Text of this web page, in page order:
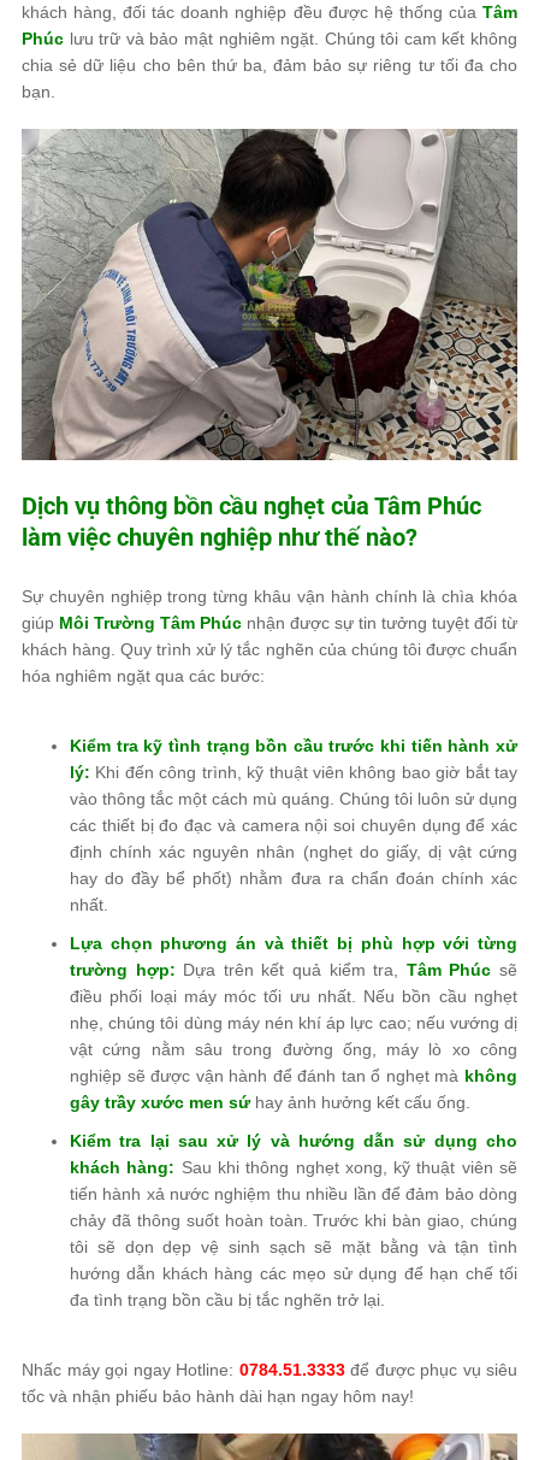
khách hàng, đối tác doanh nghiệp đều được hệ thống của Tâm
Phúc lưu trữ và bảo mật nghiêm ngặt. Chúng tôi cam kết không
chia sẻ dữ liệu cho bên thứ ba, đảm bảo sự riêng tư tối đa cho
bạn.
Dịch vụ thông bồn cầu nghẹt của Tâm Phúc
làm việc chuyên nghiệp như thế nào?
Sự chuyên nghiệp trong từng khâu vận hành chính là chìa khóa
giúp Môi Trường Tâm Phúc nhận được sự tin tưởng tuyệt đối từ
khách hàng. Quy trình xử lý tắc nghẽn của chúng tôi được chuẩn
hóa nghiêm ngặt qua các bước:
Kiểm tra kỹ tình trạng bồn cầu trước khi tiến hành xử
lý: Khi đến công trình, kỹ thuật viên không bao giờ bắt tay
vào thông tắc một cách mù quáng. Chúng tôi luôn sử dụng
các thiết bị đo đạc và camera nội soi chuyên dụng để xác
định chính xác nguyên nhân (nghẹt do giấy, dị vật cứng
hay do đầy bể phốt) nhằm đưa ra chẩn đoán chính xác
nhất.
Lựa chọn phương án và thiết bị phù hợp với từng
trường hợp: Dựa trên kết quả kiểm tra, Tâm Phúc sẽ
điều phối loại máy móc tối ưu nhất. Nếu bồn cầu nghẹt
nhẹ, chúng tôi dùng máy nén khí áp lực cao; nếu vướng dị
vật cứng nằm sâu trong đường ống, máy lò xo công
nghiệp sẽ được vận hành để đánh tan ổ nghẹt mà không
gây trầy xước men sứhay ảnh hưởng kết cấu ống.
Kiểm tra lại sau xử lý và hướng dẫn sử dụng cho
khách hàng: Sau khi thông nghẹt xong, kỹ thuật viên sẽ
tiến hành xả nước nghiệm thu nhiều lần để đảm bảo dòng
chảy đã thông suốt hoàn toàn. Trước khi bàn giao, chúng
tôi sẽ dọn dẹp vệ sinh sạch sẽ mặt bằng và tận tình
hướng dẫn khách hàng các mẹo sử dụng để hạn chế tối
đa tình trạng bồn cầu bị tắc nghẽn trở lại.
Nhấc máy gọi ngay Hotline: 0784.51.3333để được phục vụ siêu
tốc và nhận phiếu bảo hành dài hạn ngay hôm nay!